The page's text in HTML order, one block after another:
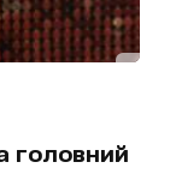
головний